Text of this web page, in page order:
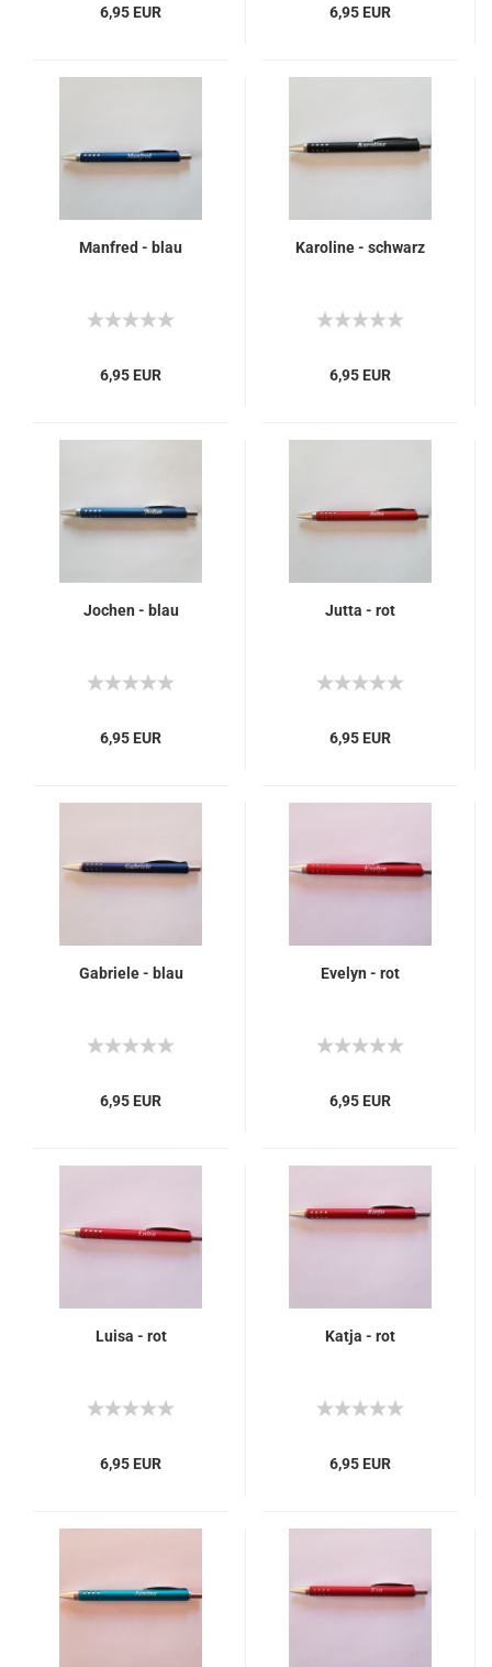
6,95 EUR 6,95 EUR
Manfred - blau
6,95 EUR
Karoline - schwarz
6,95 EUR
Jochen - blau
6,95 EUR
Jutta - rot
6,95 EUR
Gabriele - blau
6,95 EUR
Evelyn - rot
6,95 EUR
Luisa - rot
6,95 EUR
Katja - rot
6,95 EUR